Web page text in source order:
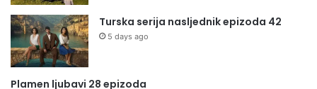
Turska serija nasljednik epizoda 42
5 days ago
Plamen ljubavi 28 epizoda